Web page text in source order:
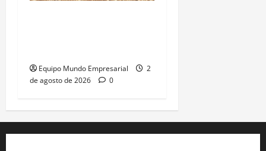
Equipo Mundo Empresarial
2
de agosto de 2026
0